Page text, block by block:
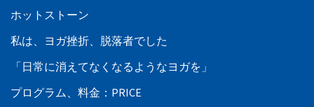
ホットストーン
私は、ヨガ挫折、脱落者でした
「日常に消えてなくなるようなヨガを」
プログラム、料金：PRICE